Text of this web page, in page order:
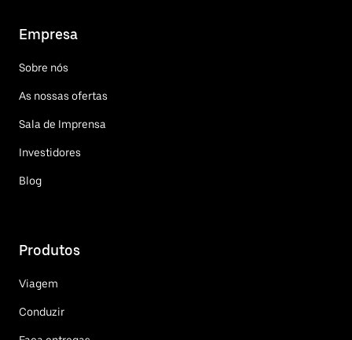
Empresa
Sobre nós
As nossas ofertas
Sala de Imprensa
Investidores
Blog
Produtos
Viagem
Conduzir